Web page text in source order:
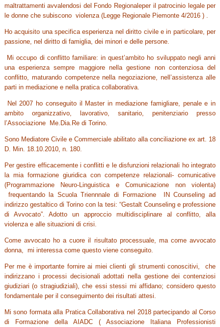
maltrattamenti avvalendosi del Fondo Regionaleper il patrocinio legale per
le donne che subiscono violenza (Legge Regionale Piemonte 4/2016 ) .
Ho acquisito una specifica esperienza nel diritto civile e in particolare, per
passione, nel diritto di famiglia, dei minori e delle persone.
Mi occupo di conflitto familiare: in quest’ambito ho sviluppato negli anni
una esperienza sempre maggiore nella gestione non contenziosa del
conflitto, maturando competenze nella negoziazione, nell’assistenza alle
parti in mediazione e nella pratica collaborativa.
Nel 2007 ho conseguito il Master in mediazione famigliare, penale e in
ambito organizzativo, lavorativo, sanitario, penitenziario presso
l’Associazione Me.Dia.Re di Torino.
Sono Mediatore Civile e Commerciale abilitato alla conciliazione ex art. 18
D. Min. 18.10.2010, n. 180.
Per gestire efficacemente i conflitti e le disfunzioni relazionali ho integrato
la mia formazione giuridica con competenze relazionali- comunicative
(Programmazione Neuro-Linguistica e Comunicazione non violenta)
frequentando la Scuola Triennnale di Formazione IN Counseling ad
indirizzo gestaltico di Torino con la tesi: “Gestalt Counseling e professione
di Avvocato”. Adotto un approccio multidisciplinare al conflitto, alla
violenza e alle situazioni di crisi.
Come avvocato ho a cuore il risultato processuale, ma come avvocato
donna, mi interessa come questo viene conseguito.
Per me è importante fornire ai miei clienti gli strumenti conoscitivi, che
indirizzano i processi decisionali adottati nella gestione dei contenziosi
giudiziari (o stragiudiziali), che essi stessi mi affidano; considero questo
fondamentale per il conseguimento dei risultati attesi.
Mi sono formata alla Pratica Collaborativa nel 2018 partecipando al Corso
di Formazione della AIADC ( Associazione Italiana Professionisti